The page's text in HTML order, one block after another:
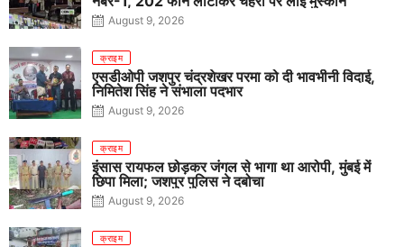
August 9, 2026
क्राइम
एसडीओपी जशपुर चंद्रशेखर परमा को दी भावभीनी विदाई,
निमितेश सिंह ने संभाला पदभार
August 9, 2026
क्राइम
इंसास रायफल छोड़कर जंगल से भागा था आरोपी, मुंबई में
छिपा मिला; जशपुर पुलिस ने दबोचा
August 9, 2026
क्राइम